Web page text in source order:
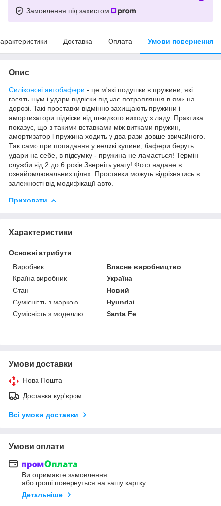
Замовлення під захистом
Доставка Оплата Умови повернення
Опис
Силіконові автобафери - це м'які подушки в пружини, які
гасять шум і удари підвіски під час потрапляння в ями на
дорозі. Такі проставки відмінно захищають пружини і
амортизатори підвіски від швидкого виходу з ладу. Практика
показує, що з такими вставками між витками пружин,
амортизатор і пружина ходить у два рази довше звичайного.
Так само при попадання у великі купини, бафери беруть
удари на себе, в підсумку - пружина не ламається! Термін
служби від 2 до 6 років.Зверніть увагу! Фото надане в
ознайомлювальних цілях. Проставки можуть відрізнятись в
залежності від модифікації авто.
Приховати
Характеристики
Основні атрибути
Виробник
Власне виробництво
Країна виробник
Україна
Стан
Новий
Сумісність з маркою
Hyundai
Сумісність з моделлю
Santa Fe
Умови доставки
Нова Пошта
Доставка кур'єром
Всі умови доставки
Умови оплати
Ви отримаєте замовлення
або гроші повернуться на вашу картку
Детальніше